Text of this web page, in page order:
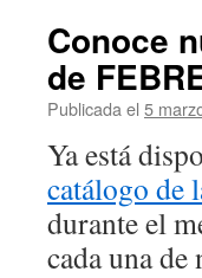
Conoce
de
Publicada el 5
Ya está
catálogo de
durante el
cada una de